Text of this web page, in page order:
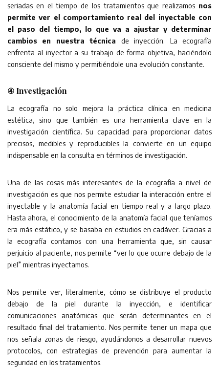
seriadas en el tiempo de los tratamientos que realizamos nos
permite ver el comportamiento real del inyectable con
el paso del tiempo, lo que va a ajustar y determinar
cambios en nuestra técnica de inyección. La ecografía
enfrenta al inyector a su trabajo de forma objetiva, haciéndolo
consciente del mismo y permitiéndole una evolución constante.
④ Investigación
La ecografía no solo mejora la práctica clínica en medicina
estética, sino que también es una herramienta clave en la
investigación científica. Su capacidad para proporcionar datos
precisos, medibles y reproducibles la convierte en un equipo
indispensable en la consulta en términos de investigación.
Una de las cosas más interesantes de la ecografía a nivel de
investigación es que nos permite estudiar la interacción entre el
inyectable y la anatomía facial en tiempo real y a largo plazo.
Hasta ahora, el conocimiento de la anatomía facial que teníamos
era más estático, y se basaba en estudios en cadáver. Gracias a
la ecografía contamos con una herramienta que, sin causar
perjuicio al paciente, nos permite “ver lo que ocurre debajo de la
piel” mientras inyectamos.
Nos permite ver, literalmente, cómo se distribuye el producto
debajo de la piel durante la inyección, e identificar
comunicaciones anatómicas que serán determinantes en el
resultado final del tratamiento. Nos permite tener un mapa que
nos señala zonas de riesgo, ayudándonos a desarrollar nuevos
protocolos, con estrategias de prevención para aumentar la
seguridad en los tratamientos.